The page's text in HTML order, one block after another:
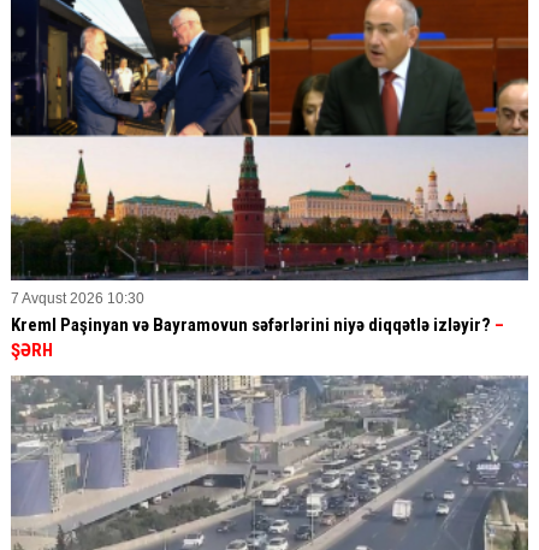
7 Avqust 2026 10:30
Kreml Paşinyan və Bayramovun səfərlərini niyə diqqətlə izləyir? –
ŞƏRH